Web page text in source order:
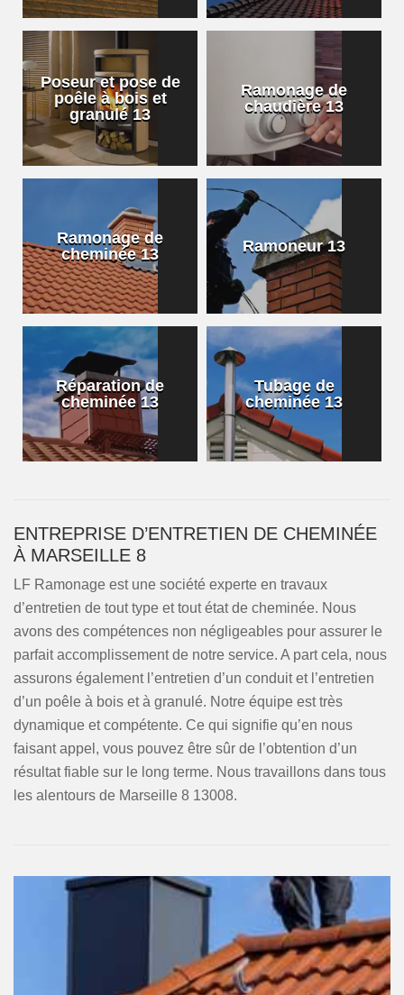
Poseur et pose de
poêle à bois et
granulé 13
Ramonage de
chaudière 13
Ramonage de
cheminée 13
Ramoneur 13
Réparation de
cheminée 13
Tubage de
cheminée 13
ENTREPRISE D’ENTRETIEN DE CHEMINÉE
À MARSEILLE 8
LF Ramonage est une société experte en travaux
d’entretien de tout type et tout état de cheminée. Nous
avons des compétences non négligeables pour assurer le
parfait accomplissement de notre service. A part cela, nous
assurons également l’entretien d’un conduit et l’entretien
d’un poêle à bois et à granulé. Notre équipe est très
dynamique et compétente. Ce qui signifie qu’en nous
faisant appel, vous pouvez être sûr de l’obtention d’un
résultat fiable sur le long terme. Nous travaillons dans tous
les alentours de Marseille 8 13008.